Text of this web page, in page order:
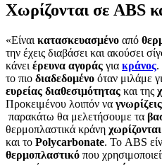
Χωρίζονται σε ABS
«Είναι κατασκευασμένο από
την έχεις διαβάσει και ακούσει
κάνει έρευνα αγοράς για κράνος.
το πιο διαδεδομένο όταν μιλάμε
ευρείας διαθεσιμότητας και της
Προκειμένου λοιπόν να γνωρίζεις
παρακάτω θα μελετήσουμε τα
θερμοπλαστικά κράνη χωρίζονται
και το Polycarbonate. Το ABS
θερμοπλαστικό που